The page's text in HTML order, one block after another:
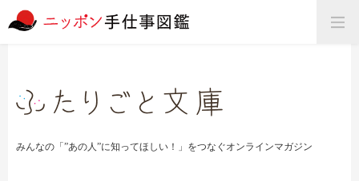
みんなの「”あの人”に知ってほしい！」をつなぐオンラインマガジン